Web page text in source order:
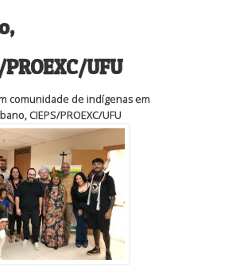
UFU
comunidade de indígenas em
CIEPS/PROEXC/UFU